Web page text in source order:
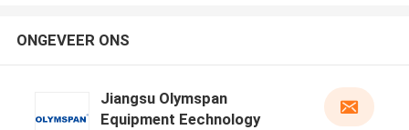
ONGEVEER ONS
Jiangsu Olymspan
Equipment Eechnology